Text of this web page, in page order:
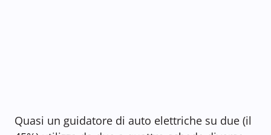
Quasi un guidatore di auto elettriche su due (il